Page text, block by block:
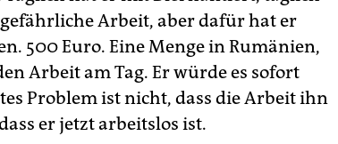
Arbeit, aber dafür hat er
500 Euro. Eine Menge in Rumänien,
Arbeit am Tag. Er würde es sofort
Problem ist nicht, dass die Arbeit ihn
er jetzt arbeitslos ist.